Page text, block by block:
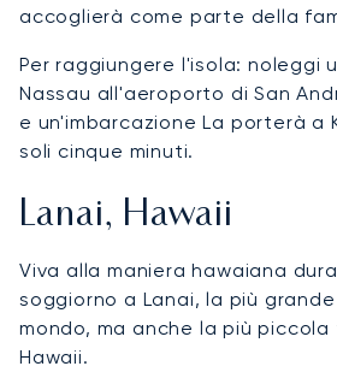
accoglierà come parte della
Per raggiungere l'isola: noleggi
Nassau all'aeroporto di San
e un'imbarcazione La porterà a
soli cinque minuti.
Lanai, Hawaii
Viva alla maniera hawaiana
soggiorno a Lanai, la più
mondo, ma anche la più
Hawaii.